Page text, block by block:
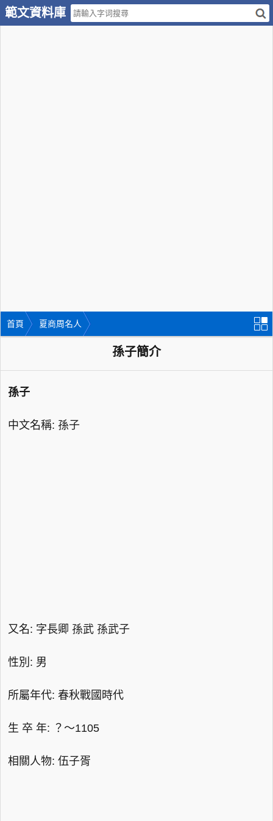
範文資料庫
首頁 夏商周名人
孫子簡介
孫子
中文名稱: 孫子
又名: 字長卿 孫武 孫武子
性別: 男
所屬年代: 春秋戰國時代
生 卒 年: ？～1105
相關人物: 伍子胥